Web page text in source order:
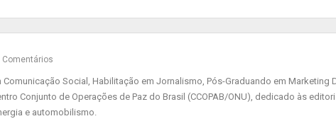
Comentários
Social, Habilitação em Jornalismo, Pós-Graduando em Marketing
Conjunto de Operações de Paz do Brasil (CCOPAB/ONU), dedicado às
e automobilismo.